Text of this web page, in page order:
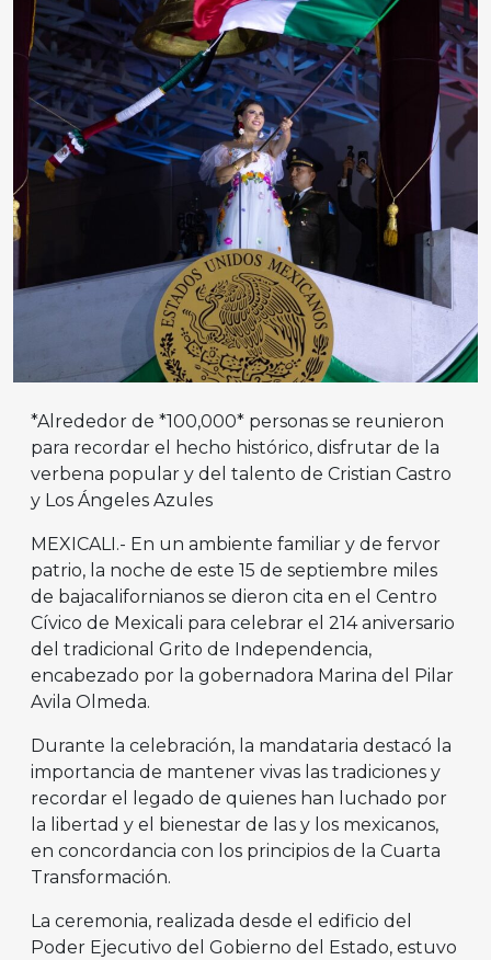
*Alrededor de *100,000* personas se reunieron
para recordar el hecho histórico, disfrutar de la
verbena popular y del talento de Cristian Castro
y Los Ángeles Azules
MEXICALI.- En un ambiente familiar y de fervor
patrio, la noche de este 15 de septiembre miles
de bajacalifornianos se dieron cita en el Centro
Cívico de Mexicali para celebrar el 214 aniversario
del tradicional Grito de Independencia,
encabezado por la gobernadora Marina del Pilar
Avila Olmeda.
Durante la celebración, la mandataria destacó la
importancia de mantener vivas las tradiciones y
recordar el legado de quienes han luchado por
la libertad y el bienestar de las y los mexicanos,
en concordancia con los principios de la Cuarta
Transformación.
La ceremonia, realizada desde el edificio del
Poder Ejecutivo del Gobierno del Estado, estuvo